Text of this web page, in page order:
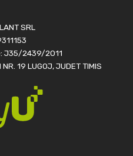
SRL
J35/2439/2011
19 LUGOJ, JUDET TIMIS